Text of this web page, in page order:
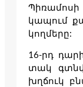
Պիռամոսի
կապում
կողմերը:
16-րդ
տակ
խղճուկ